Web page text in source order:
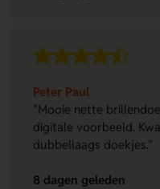
Peter Paul
"Mooie nette
digitale voorbeeld.
dubbellaags doekjes."
8 dagen geleden